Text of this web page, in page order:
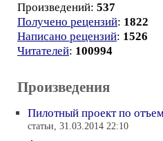
Произведений: 537
Получено рецензий: 1822
Написано рецензий: 1526
Читателей: 100994
Произведения
Пилотный проект по
статьи, 31.03.2014 22:10